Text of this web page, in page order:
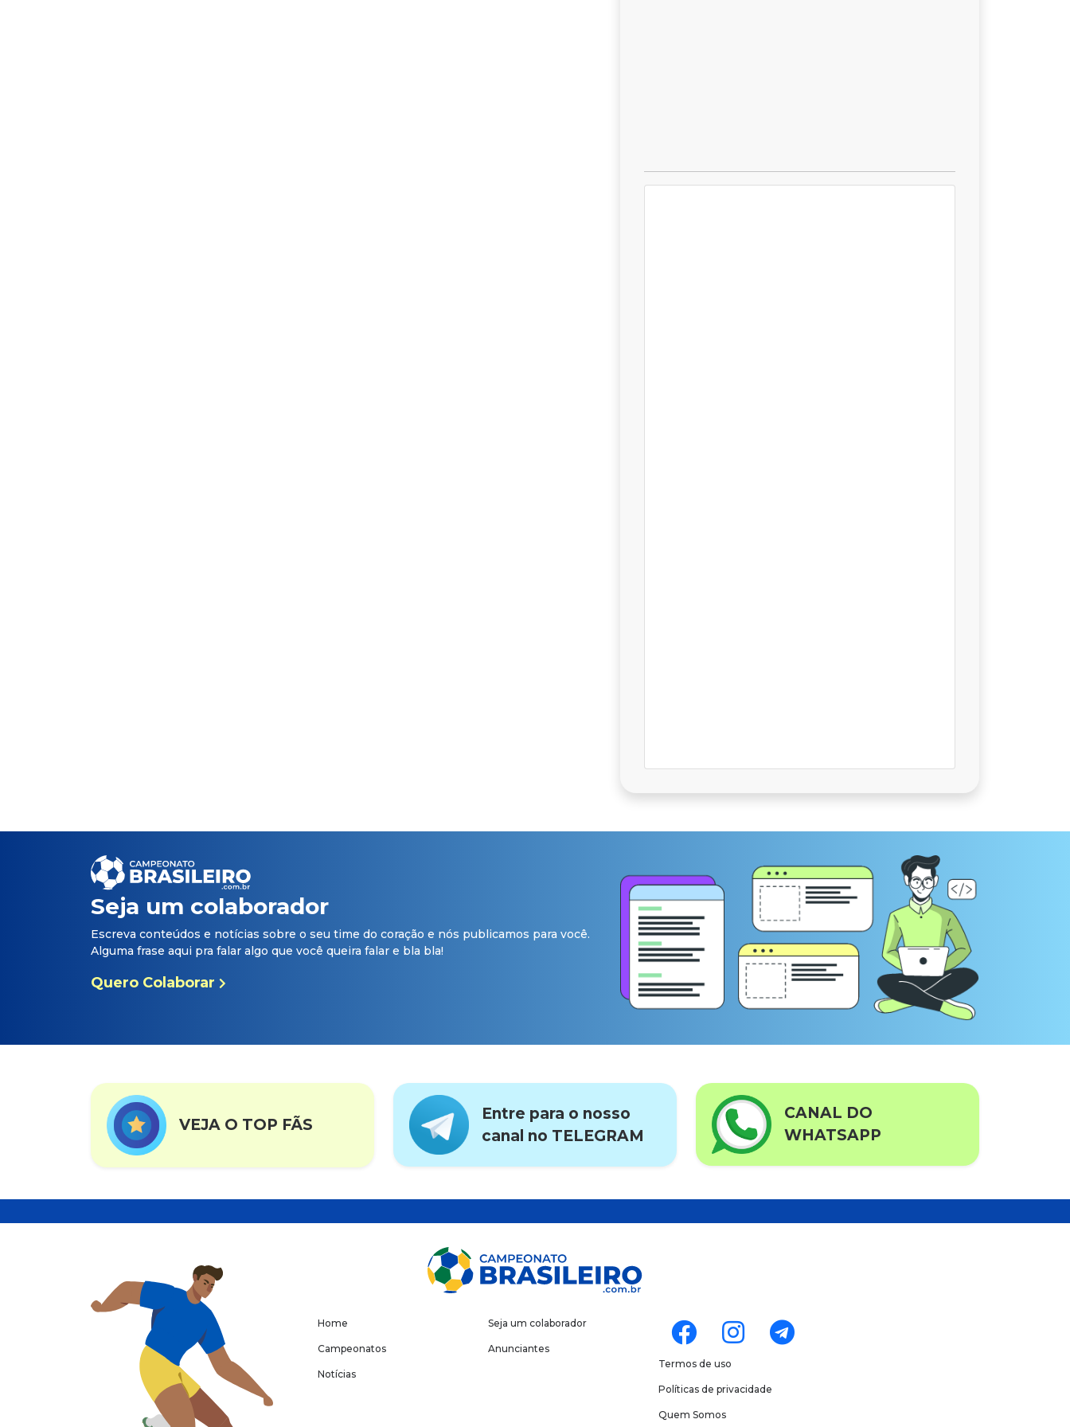
Seja um colaborador
Escreva conteúdos e notícias sobre o seu time do coração e nós publicamos para você.
Alguma frase aqui pra falar algo que você queira falar e bla bla!
Quero Colaborar
VEJA O TOP FÃS
Entre para o nosso
canal no TELEGRAM
CANAL DO
WHATSAPP
Home
Campeonatos
Notícias
Seja um colaborador
Anunciantes
Termos de uso
Políticas de privacidade
Quem Somos